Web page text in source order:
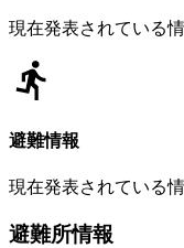
現在発表されている
避難情報
現在発表されている
避難所情報